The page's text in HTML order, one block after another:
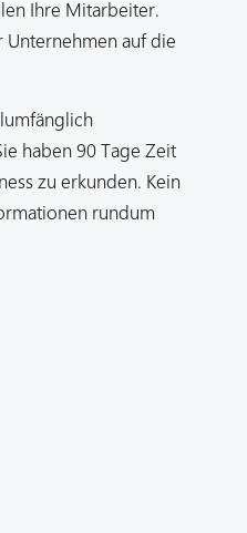
Ihre Mitarbeiter.
Unternehmen auf die
haben 90 Tage Zeit
zu erkunden. Kein
rundum